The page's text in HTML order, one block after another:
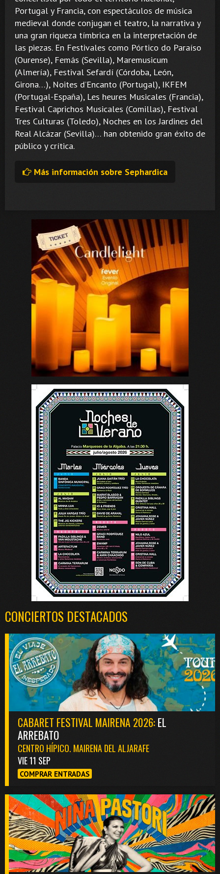
Portugal y Francia, con espectáculos de música
medieval donde conjugan el teatro, la narrativa y
una gran riqueza tímbrica en la interpretación de
las piezas. En Festivales como Pórtico do Paraíso
(Ourense), Femás (Sevilla), Maremusicum
(Almería), Festival Sefardí (Córdoba, León,
Girona…), Noites d’Encanto (Portugal), IKFEM
(Portugal-España), Les heures Musicales (Francia),
Festival Caprichos Musicales (Comillas), Festival
Tres Culturas (Toledo), Noches en los Jardines del
Real Alcázar (Sevilla)… han obtenido gran éxito de
público y crítica.
Más información sobre Sephardica
CONCIERTOS DESTACADOS
CABARET FESTIVAL MAIRENA 2026:EL
ARREBATO
CENTRO HÍPICO. MAIRENA DEL ALJARAFE
VIE 11 SEP
COMPRAR ENTRADAS